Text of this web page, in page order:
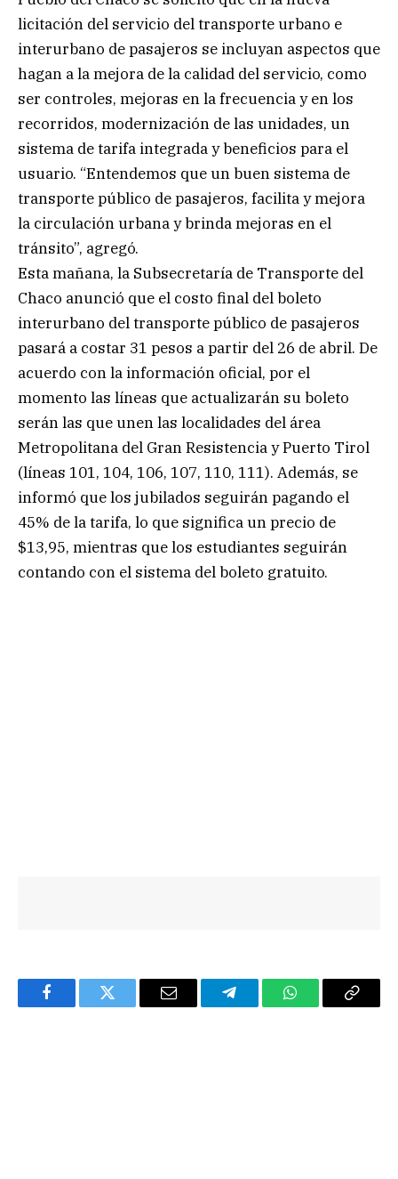
licitación del servicio del transporte urbano e
interurbano de pasajeros se incluyan aspectos que
hagan a la mejora de la calidad del servicio, como
ser controles, mejoras en la frecuencia y en los
recorridos, modernización de las unidades, un
sistema de tarifa integrada y beneficios para el
usuario. “Entendemos que un buen sistema de
transporte público de pasajeros, facilita y mejora
la circulación urbana y brinda mejoras en el
tránsito”, agregó.
Esta mañana, la Subsecretaría de Transporte del
Chaco anunció que el costo final del boleto
interurbano del transporte público de pasajeros
pasará a costar 31 pesos a partir del 26 de abril. De
acuerdo con la información oficial, por el
momento las líneas que actualizarán su boleto
serán las que unen las localidades del área
Metropolitana del Gran Resistencia y Puerto Tirol
(líneas 101, 104, 106, 107, 110, 111). Además, se
informó que los jubilados seguirán pagando el
45% de la tarifa, lo que significa un precio de
$13,95, mientras que los estudiantes seguirán
contando con el sistema del boleto gratuito.
FacebookTwitter Email TelegramWhatsAppCopy